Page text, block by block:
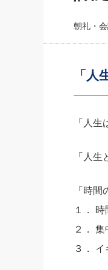
武器
社長
継続
朝礼・
「
「人
「人
「時間
１． 時
２． 集
３．